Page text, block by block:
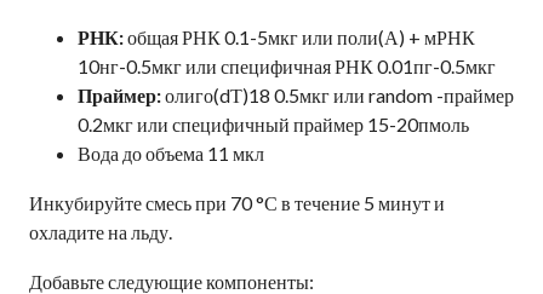
РНК:общая РНК 0.1-5мкг или поли(А) + мРНК
10нг-0.5мкг или специфичная РНК 0.01пг-0.5мкг
Праймер:олиго(dТ)18 0.5мкг или random -праймер
0.2мкг или специфичный праймер 15-20пмоль
Вода до объема 11 мкл
Инкубируйте смесь при 70 °С в течение 5 минут и
охладите на льду.
Добавьте следующие компоненты: